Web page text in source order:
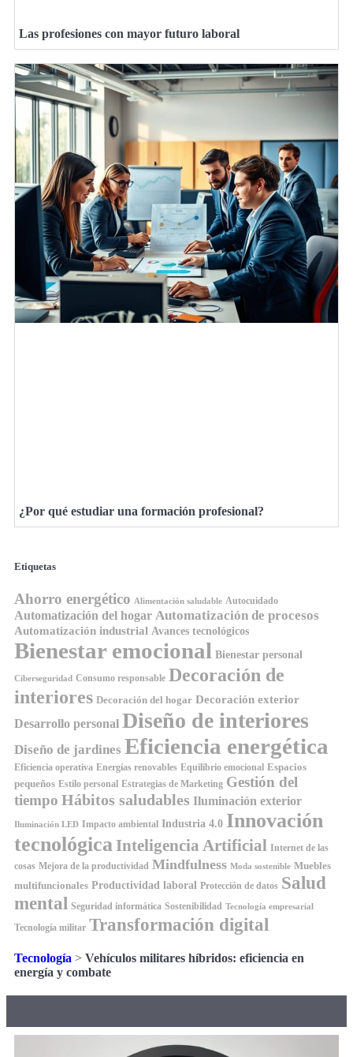
Las profesiones con mayor futuro laboral
¿Por qué estudiar una formación profesional?
Etiquetas
Ahorro energético Alimentación saludable Autocuidado
Automatización del hogar Automatización de procesos
Automatización industrial Avances tecnológicos
Bienestar emocional Bienestar personal
Ciberseguridad Consumo responsable Decoración de
interiores Decoración del hogar Decoración exterior
Desarrollo personal Diseño de interiores
Diseño de jardines Eficiencia energética
Eficiencia operativa Energías renovables Equilibrio emocional Espacios
pequeños Estilo personal Estrategias de Marketing Gestión del
tiempo Hábitos saludables Iluminación exterior
Iluminación LED Impacto ambiental Industria 4.0 Innovación
tecnológica Inteligencia Artificial Internet de las
cosas Mejora de la productividad Mindfulness Moda sostenible Muebles
multifuncionales Productividad laboral Protección de datos Salud
mental Seguridad informática Sostenibilidad Tecnología empresarial
Tecnología militar Transformación digital
Tecnología > Vehículos militares híbridos: eficiencia en
energía y combate